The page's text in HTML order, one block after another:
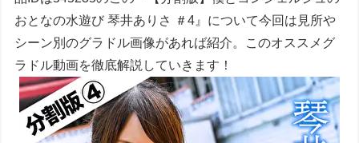
おとなの水遊び 琴井ありさ ＃4』について今回は見所や
シーン別のグラドル画像があれば紹介。このオススメグ
ラドル動画を徹底解説していきます！